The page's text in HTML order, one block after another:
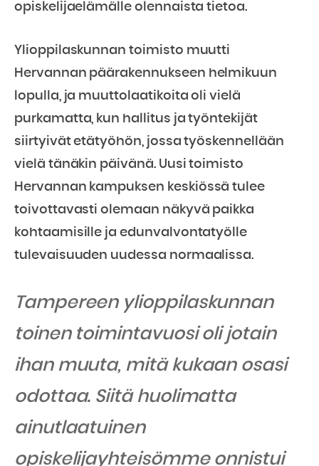
opiskelijaelämälle olennaista tietoa.
Ylioppilaskunnan toimisto muutti
Hervannan päärakennukseen helmikuun
lopulla, ja muuttolaatikoita oli vielä
purkamatta, kun hallitus ja työntekijät
siirtyivät etätyöhön, jossa työskennellään
vielä tänäkin päivänä. Uusi toimisto
Hervannan kampuksen keskiössä tulee
toivottavasti olemaan näkyvä paikka
kohtaamisille ja edunvalvontatyölle
tulevaisuuden uudessa normaalissa.
Tampereen ylioppilaskunnan
toinen toimintavuosi oli jotain
ihan muuta, mitä kukaan osasi
odottaa. Siitä huolimatta
ainutlaatuinen
opiskelijayhteisömme onnistui